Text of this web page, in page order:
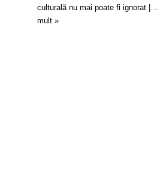
culturală nu mai poate fi ignorat |…
mult »